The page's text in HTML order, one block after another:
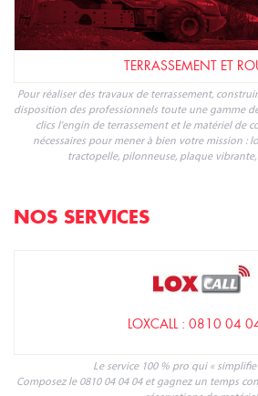
TERRASSEMENT ET
Pour réaliser des travaux de terrassement,
disposition des professionnels toute une gamme
clics l'engin de terrassement et le matériel de
nécessaires pour mener à bien votre mission :
tractopelle, pilonneuse, plaque vibrante,
NOS SERVICES
LOXCALL : 0810 04
Le service 100 % pro qui «
Composez le 0810 04 04 04 et gagnez un temps